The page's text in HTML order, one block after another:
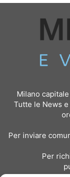
Milano
Tutte le News
Per inviare
Per